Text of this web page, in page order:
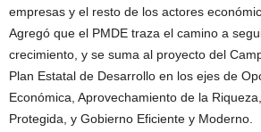
empresas y el resto de los actores
Agregó que el PMDE traza el camino a
crecimiento, y se suma al proyecto del
Plan Estatal de Desarrollo en los ejes de
Económica, Aprovechamiento de la
Protegida, y Gobierno Eficiente y Moderno.